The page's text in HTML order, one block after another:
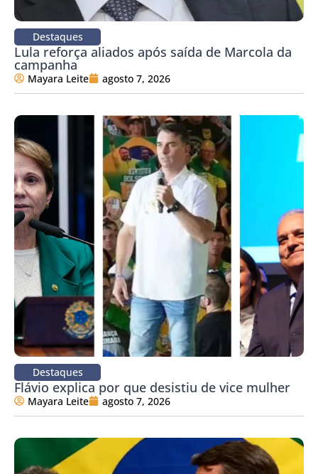
Destaques
Lula reforça aliados após saída de Marcola da
campanha
Mayara Leite agosto 7, 2026
Destaques
Flávio explica por que desistiu de vice mulher
Mayara Leite agosto 7, 2026